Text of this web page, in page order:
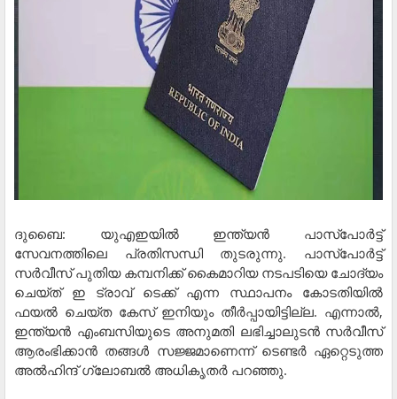
ദുബൈ: യുഎഇയിൽ ഇന്ത്യൻ പാസ്പോർട്ട്
സേവനത്തിലെ പ്രതിസന്ധി തുടരുന്നു. പാസ്പോർട്ട്
സർവീസ് പുതിയ കമ്പനിക്ക് കൈമാറിയ നടപടിയെ ചോദ്യം
ചെയ്ത് ഇ ട്രാവ് ടെക്ക് എന്ന സ്ഥാപനം കോടതിയിൽ
ഫയൽ ചെയ്ത കേസ് ഇനിയും തീർപ്പായിട്ടില്ല. എന്നാൽ,
ഇന്ത്യൻ എംബസിയുടെ അനുമതി ലഭിച്ചാലുടൻ സർവീസ്
ആരംഭിക്കാൻ തങ്ങൾ സജ്ജമാണെന്ന് ടെണ്ടർ ഏറ്റെടുത്ത
അൽഹിന്ദ് ഗ്ലോബൽ അധികൃതർ പറഞ്ഞു.